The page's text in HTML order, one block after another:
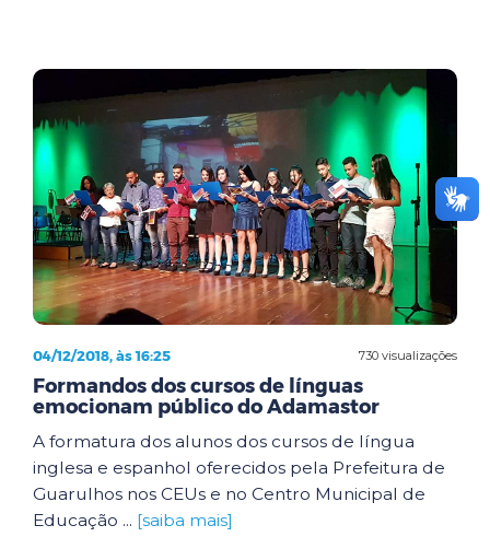
730 visualizações
04/12/2018, às 16:25
Formandos dos cursos de línguas
emocionam público do Adamastor
A formatura dos alunos dos cursos de língua
inglesa e espanhol oferecidos pela Prefeitura de
Guarulhos nos CEUs e no Centro Municipal de
Educação ... [saiba mais]